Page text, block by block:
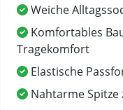
Weiche
Komfortables
Tragekomfort
Elastische
Nahtarme